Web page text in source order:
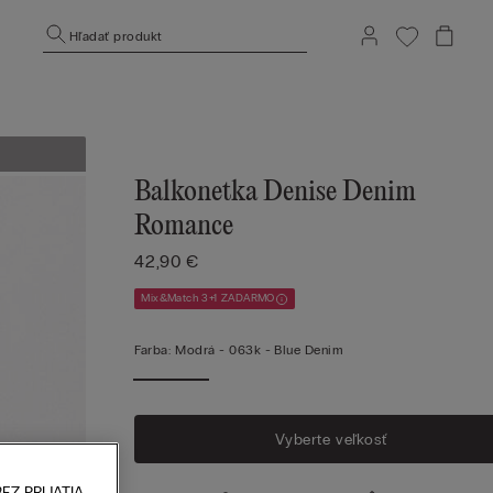
Hľadať produkt
Balkonetka Denise Denim
Romance
42,90 €
Mix&Match 3+1 ZADARMO
Farba: Modrá -063k - Blue Denim
Vyberte veľkosť